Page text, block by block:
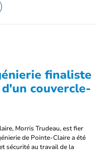
finaliste
couvercle-
Morris Trudeau, est fier
de Pointe-Claire a été
sécurité au travail de la